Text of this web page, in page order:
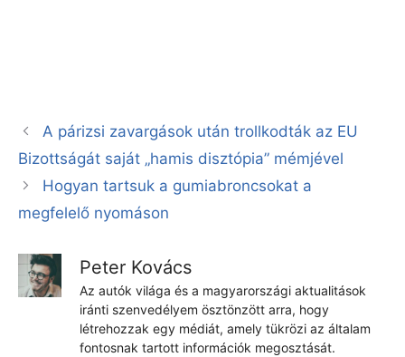
A párizsi zavargások után trollkodták az EU
Bizottságát saját „hamis disztópia” mémjével
Hogyan tartsuk a gumiabroncsokat a
megfelelő nyomáson
Peter Kovács
Az autók világa és a magyarországi aktualitások
iránti szenvedélyem ösztönzött arra, hogy
létrehozzak egy médiát, amely tükrözi az általam
fontosnak tartott információk megosztását.